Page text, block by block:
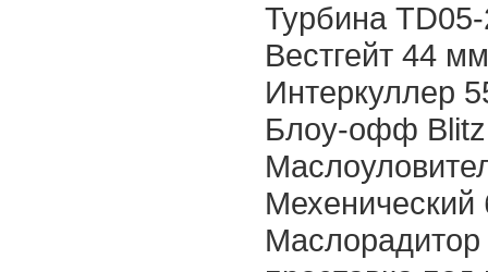
Турбина
Вестгейт 44 мм
Интеркуллер
Блоу-офф Blitz
Мехенический